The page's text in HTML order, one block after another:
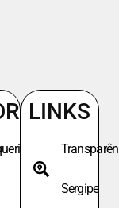
LINKS
Sergipe